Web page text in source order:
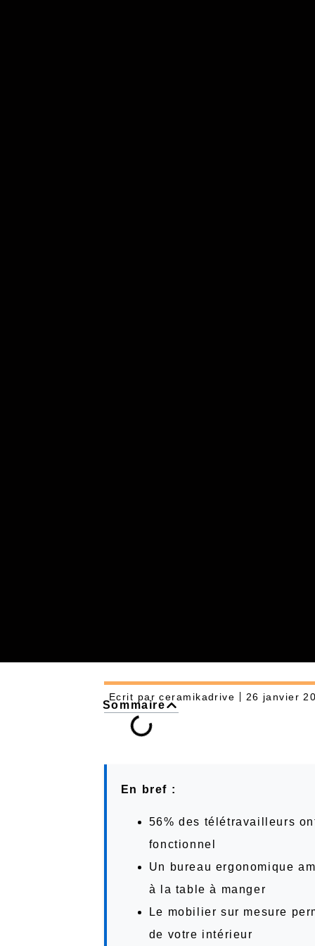
Ecrit par ceramikadrive 26 janvier
Sommaire
En bref :
56% des télétravailleurs
fonctionnel
Un bureau ergonomique
à la table à manger
Le mobilier sur mesure
de votre intérieur